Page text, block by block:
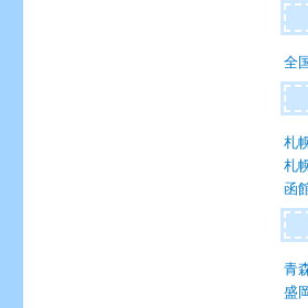
全
札
札
函
青
盛